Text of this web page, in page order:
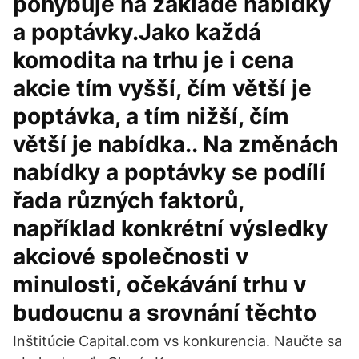
a poptávky.Jako každá
komodita na trhu je i cena
akcie tím vyšší, čím větší je
poptávka, a tím nižší, čím
větší je nabídka.. Na změnách
nabídky a poptávky se podílí
řada různých faktorů,
například konkrétní výsledky
akciové společnosti v
minulosti, očekávání trhu v
budoucnu a srovnání těchto
Inštitúcie Capital.com vs konkurencia. Naučte sa